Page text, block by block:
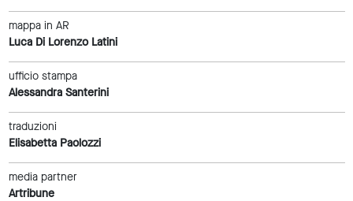
mappa in AR
Luca Di Lorenzo Latini
ufficio stampa
Alessandra Santerini
traduzioni
Elisabetta Paolozzi
media partner
Artribune